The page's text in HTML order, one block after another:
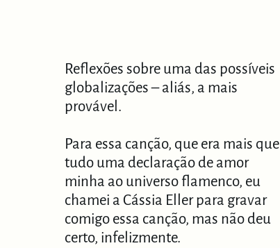
Reflexões sobre uma das possíveis
globalizações – aliás, a mais
provável.
Para essa canção, que era mais que
tudo uma declaração de amor
minha ao universo flamenco, eu
chamei a Cássia Eller para gravar
comigo essa canção, mas não deu
certo, infelizmente.